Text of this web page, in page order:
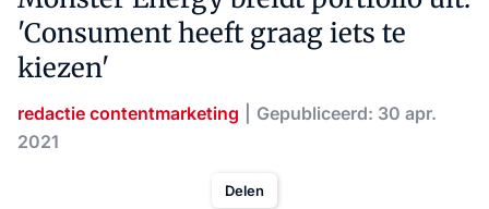
'Consument heeft graag iets te
kiezen'
redactie contentmarketing
Gepubliceerd: 30 apr.
2021
Delen